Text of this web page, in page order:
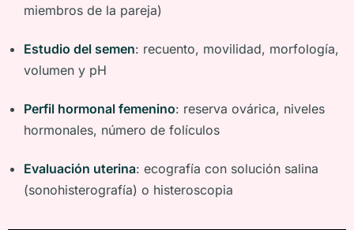
miembros de la pareja)
Estudio del semen: recuento, movilidad, morfología,
volumen y pH
Perfil hormonal femenino: reserva ovárica, niveles
hormonales, número de folículos
Evaluación uterina: ecografía con solución salina
(sonohisterografía) o histeroscopia